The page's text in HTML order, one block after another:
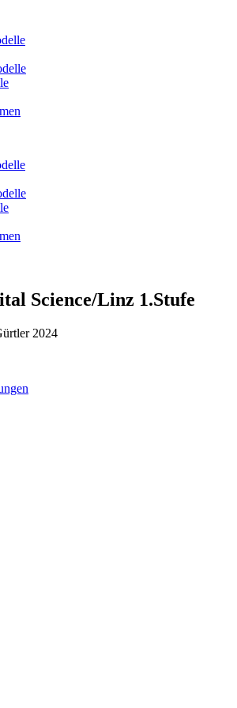
Science/Linz 1.Stufe
2024